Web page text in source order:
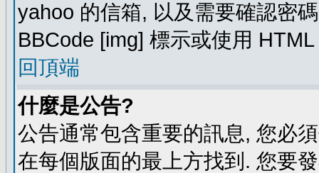
yahoo 的信箱, 以及需要確認密
BBCode [img] 標示或使用
回頂端
什麼是公告?
公告通常包含重要的訊息, 您必
在每個版面的最上方找到. 您要